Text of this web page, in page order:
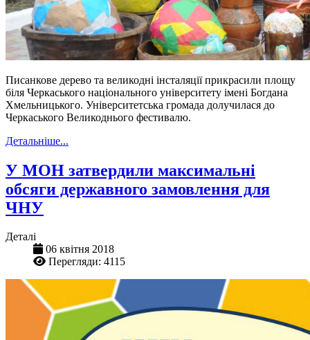
Писанкове дерево та великодні інсталяції прикрасили площу
біля Черкаського національного університету імені Богдана
Хмельницького. Університетська громада долучилася до
Черкаського Великоднього фестивалю.
Детальніше...
У МОН затвердили максимальні
обсяги державного замовлення для
ЧНУ
Деталі
06 квітня 2018
Перегляди: 4115